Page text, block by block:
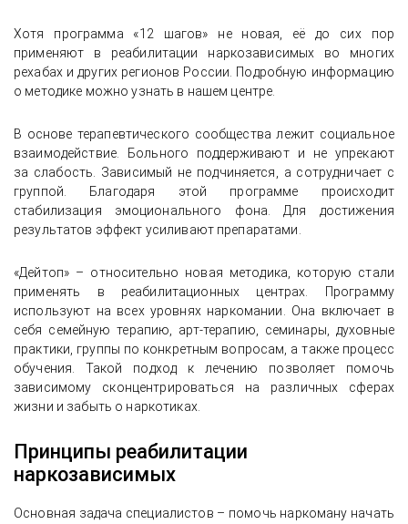
Хотя программа «12 шагов» не новая, её до сих пор
применяют в реабилитации наркозависимых во многих
рехабах и других регионов России. Подробную информацию
о методике можно узнать в нашем центре.
В основе терапевтического сообщества лежит социальное
взаимодействие. Больного поддерживают и не упрекают
за слабость. Зависимый не подчиняется, а сотрудничает с
группой. Благодаря этой программе происходит
стабилизация эмоционального фона. Для достижения
результатов эффект усиливают препаратами.
«Дейтоп» – относительно новая методика, которую стали
применять в реабилитационных центрах. Программу
используют на всех уровнях наркомании. Она включает в
себя семейную терапию, арт-терапию, семинары, духовные
практики, группы по конкретным вопросам, а также процесс
обучения. Такой подход к лечению позволяет помочь
зависимому сконцентрироваться на различных сферах
жизни и забыть о наркотиках.
Принципы реабилитации
наркозависимых
Основная задача специалистов – помочь наркоману начать